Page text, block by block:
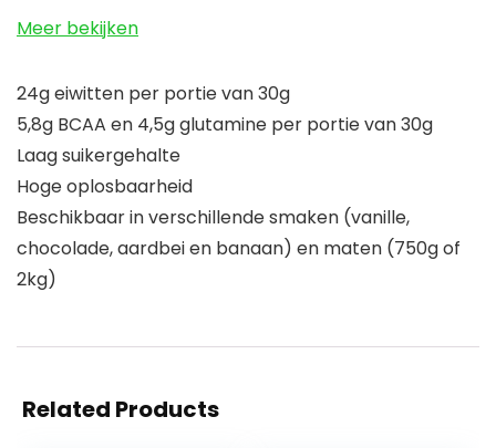
Meer bekijken
24g eiwitten per portie van 30g
5,8g BCAA en 4,5g glutamine per portie van 30g
Laag suikergehalte
Hoge oplosbaarheid
Beschikbaar in verschillende smaken (vanille,
chocolade, aardbei en banaan) en maten (750g of
2kg)
Related Products